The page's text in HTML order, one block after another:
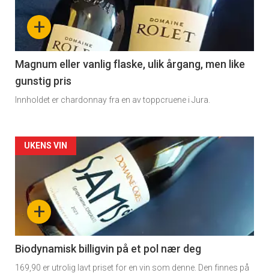
nå
3
+
Magnum eller vanlig flaske, ulik årgang, men like
gunstig pris
Innholdet er chardonnay fra en av toppcruene i Jura.
Forsiden
akkurat
nå
4
+
UKENS VIN
Biodynamisk billigvin på et pol nær deg
169,90 er utrolig lavt priset for en vin som denne. Den finnes på